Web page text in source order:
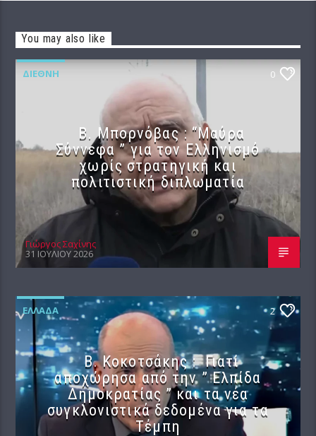
You may also like
ΔΙΕΘΝΉ 0
B. Μπορνόβας : “Μαύρα
Σύννεφα ” για τον Ελληνισμό
χωρίς στρατηγική και
πολιτιστική διπλωματία
Γιώργος Σαχίνης
31 ΙΟΥΛΊΟΥ 2026
ΕΛΛΆΔΑ 2
Β. Κοκοτσάκης : Γιατί
αποχώρησα από την ” Ελπίδα
Δημοκρατίας ” και τα νέα
συγκλονιστικά δεδομένα για τα
Τέμπη